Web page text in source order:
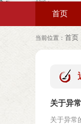
首页
当前位置： 首页
关于异
关于异常